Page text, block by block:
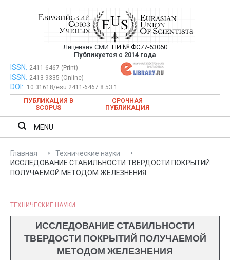
Евразийский Союз Ученых —
публикация научных статей в
ежемесячном научном журнале
Лицензия СМИ: ПИ № ФС77-63060
Публикуется с 2014 года
Евразийский Союз Ученых — публикация научных статей в
ежемесячном научном журнале
ISSN: 2411-6467 (Print)
ISSN: 2413-9335 (Online)
DOI:
10.31618/esu.2411-6467.8.53.1
ПУБЛИКАЦИЯ В
SCOPUS
СРОЧНАЯ
ПУБЛИКАЦИЯ
MENU
Главная
Технические науки
ИССЛЕДОВАНИЕ СТАБИЛЬНОСТИ ТВЕРДОСТИ ПОКРЫТИЙ
ПОЛУЧАЕМОЙ МЕТОДОМ ЖЕЛЕЗНЕНИЯ
ТЕХНИЧЕСКИЕ НАУКИ
ИССЛЕДОВАНИЕ СТАБИЛЬНОСТИ
ТВЕРДОСТИ ПОКРЫТИЙ ПОЛУЧАЕМОЙ
МЕТОДОМ ЖЕЛЕЗНЕНИЯ